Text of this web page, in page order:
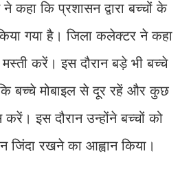
कहा कि प्रशासन द्वारा बच्चों के
गया है। जिला कलेक्टर ने कहा
करें। इस दौरान बड़े भी बच्चे
बच्चे मोबाइल से दूर रहें और कुछ
इस दौरान उन्होंने बच्चों को
जिंदा रखने का आह्वान किया।